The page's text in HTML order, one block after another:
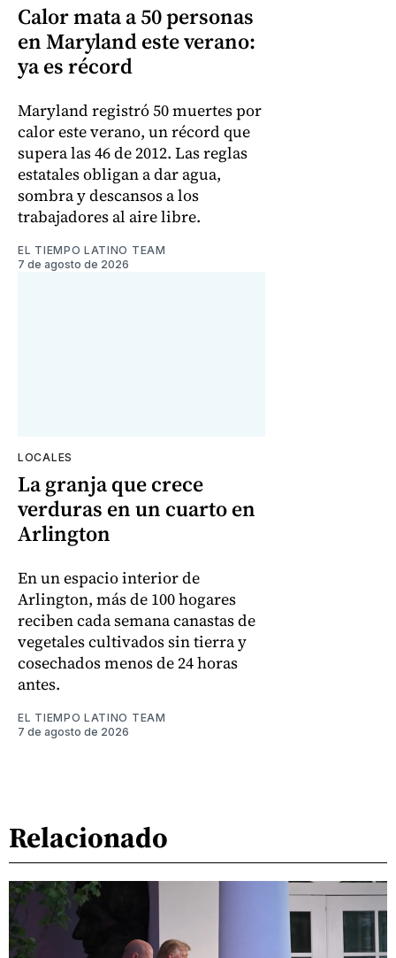
Calor mata a 50 personas
en Maryland este verano:
ya es récord
Maryland registró 50 muertes por
calor este verano, un récord que
supera las 46 de 2012. Las reglas
estatales obligan a dar agua,
sombra y descansos a los
trabajadores al aire libre.
EL TIEMPO LATINO TEAM
7 de agosto de 2026
LOCALES
La granja que crece
verduras en un cuarto en
Arlington
En un espacio interior de
Arlington, más de 100 hogares
reciben cada semana canastas de
vegetales cultivados sin tierra y
cosechados menos de 24 horas
antes.
EL TIEMPO LATINO TEAM
7 de agosto de 2026
Relacionado